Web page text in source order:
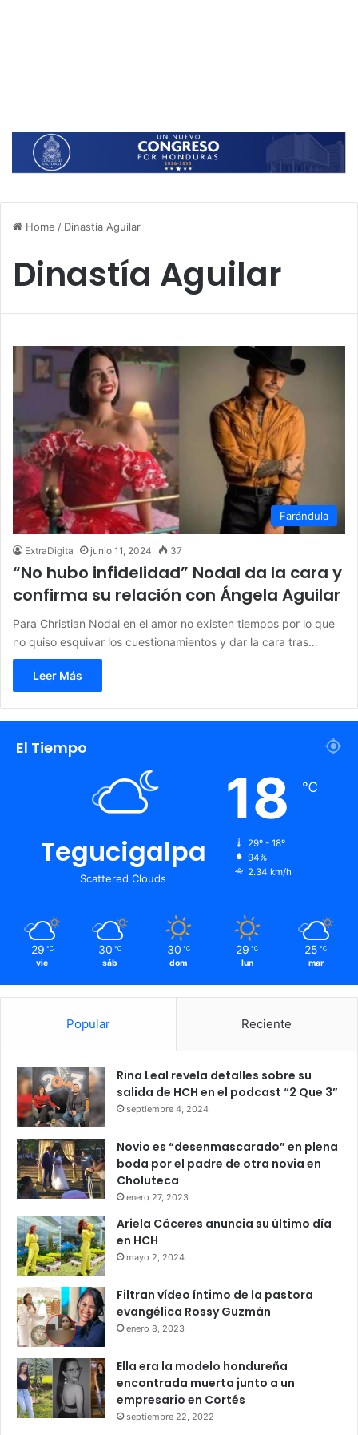
Home / Dinastía Aguilar
Dinastía Aguilar
Farándula
ExtraDigita junio 11, 2024 37
“No hubo infidelidad” Nodal da la cara y
confirma su relación con Ángela Aguilar
Para Christian Nodal en el amor no existen tiempos por lo que
no quiso esquivar los cuestionamientos y dar la cara tras…
Leer Más
El Tiempo
Tegucigalpa
Scattered Clouds
18 ℃
29º - 18º
94%
2.34 km/h
29 ℃
vie
30 ℃
sáb
30 ℃
dom
29 ℃
lun
25 ℃
mar
Popular Reciente
Rina Leal revela detalles sobre su
salida de HCH en el podcast “2 Que 3”
septiembre 4, 2024
Novio es “desenmascarado” en plena
boda por el padre de otra novia en
Choluteca
enero 27, 2023
Ariela Cáceres anuncia su último día
en HCH
mayo 2, 2024
Filtran vídeo íntimo de la pastora
evangélica Rossy Guzmán
enero 8, 2023
Ella era la modelo hondureña
encontrada muerta junto a un
empresario en Cortés
septiembre 22, 2022